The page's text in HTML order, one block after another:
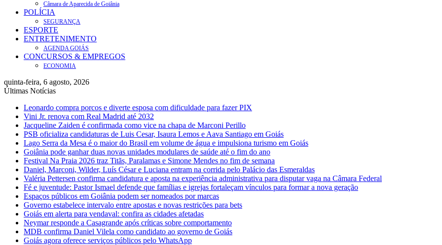
Câmara de Aparecida de Goiânia
POLÍCIA
SEGURANÇA
ESPORTE
ENTRETENIMENTO
AGENDA GOIÁS
CONCURSOS & EMPREGOS
ECONOMIA
quinta-feira, 6 agosto, 2026
Últimas Notícias
Leonardo compra porcos e diverte esposa com dificuldade para fazer PIX
Vini Jr. renova com Real Madrid até 2032
Jacqueline Zaiden é confirmada como vice na chapa de Marconi Perillo
PSB oficializa candidaturas de Luis Cesar, Isaura Lemos e Aava Santiago em Goiás
Lago Serra da Mesa é o maior do Brasil em volume de água e impulsiona turismo em Goiás
Goiânia pode ganhar duas novas unidades modulares de saúde até o fim do ano
Festival Na Praia 2026 traz Titãs, Paralamas e Simone Mendes no fim de semana
Daniel, Marconi, Wilder, Luís César e Luciana entram na corrida pelo Palácio das Esmeraldas
Valéria Pettersen confirma candidatura e aposta na experiência administrativa para disputar vaga na Câmara Federal
Fé e juventude: Pastor Ismael defende que famílias e igrejas fortaleçam vínculos para formar a nova geração
Espaços públicos em Goiânia podem ser nomeados por marcas
Governo estabelece intervalo entre apostas e novas restrições para bets
Goiás em alerta para vendaval: confira as cidades afetadas
Neymar responde a Casagrande após críticas sobre comportamento
MDB confirma Daniel Vilela como candidato ao governo de Goiás
Goiás agora oferece serviços públicos pelo WhatsApp